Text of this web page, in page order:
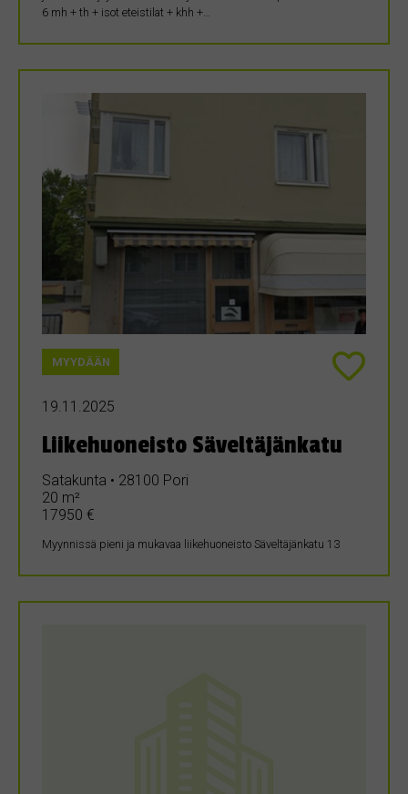
6 mh + th + isot eteistilat + khh +…
MYYDÄÄN
19.11.2025
Liikehuoneisto Säveltäjänkatu
Satakunta • 28100 Pori
20 m²
17950 €
Myynnissä pieni ja mukavaa liikehuoneisto Säveltäjänkatu 13